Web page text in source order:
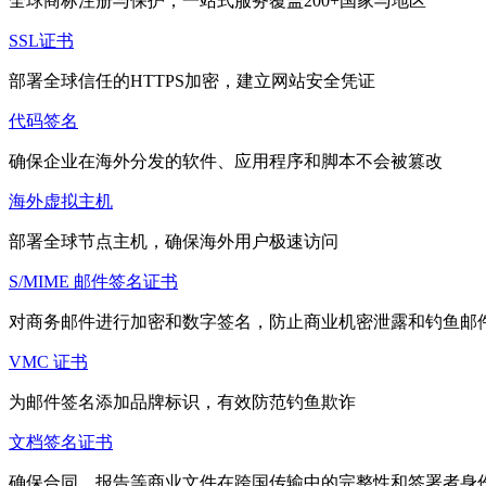
SSL证书
部署全球信任的HTTPS加密，建立网站安全凭证
代码签名
确保企业在海外分发的软件、应用程序和脚本不会被篡改
海外虚拟主机
部署全球节点主机，确保海外用户极速访问
S/MIME 邮件签名证书
对商务邮件进行加密和数字签名，防止商业机密泄露和钓鱼邮
VMC 证书
为邮件签名添加品牌标识，有效防范钓鱼欺诈
文档签名证书